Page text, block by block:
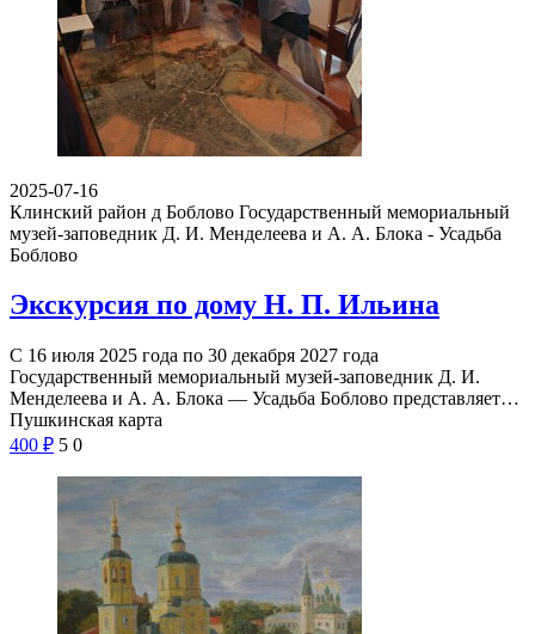
2025-07-16
Клинский район д Боблово Государственный мемориальный
музей-заповедник Д. И. Менделеева и А. А. Блока - Усадьба
Боблово
Экскурсия по дому Н. П. Ильина
С 16 июля 2025 года по 30 декабря 2027 года
Государственный мемориальный музей-заповедник Д. И.
Менделеева и А. А. Блока — Усадьба Боблово представляет…
Пушкинская карта
400 ₽ 5 0